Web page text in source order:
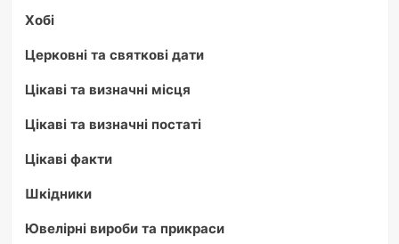
Хобі
Церковні та святкові дати
Цікаві та визначні місця
Цікаві та визначні постаті
Цікаві факти
Шкідники
Ювелірні вироби та прикраси